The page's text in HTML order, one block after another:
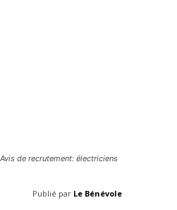
Avis de recrutement: électriciens
Publié par Le Bénévole